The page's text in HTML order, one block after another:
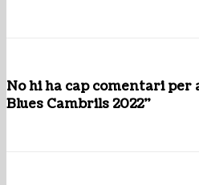
No hi ha cap comentari per
Blues Cambrils 2022"